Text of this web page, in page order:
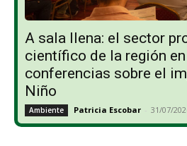
A sala llena: el sector
científico de la región
conferencias sobre el
Niño
Ambiente Patricia Escobar - 31/07/